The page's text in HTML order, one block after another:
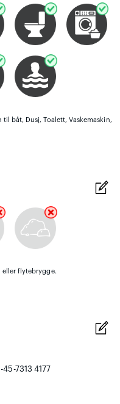
båt, Dusj, Toalett, Vaskemaskin,
eller flytebrygge.
7313 4177